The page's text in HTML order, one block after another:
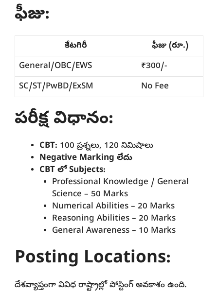
ఫీజు:
కేటగిరీ
ఫీజు (రూ.)
General/OBC/EWS
₹300/-
SC/ST/PwBD/ExSM
No Fee
పరీక్ష విధానం:
CBT: 100 ప్రశ్నలు, 120 నిమిషాలు
Negative Marking లేదు
CBT లో Subjects:
Professional Knowledge / General
Science – 50 Marks
Numerical Abilities – 20 Marks
Reasoning Abilities – 20 Marks
General Awareness – 10 Marks
Posting Locations:
దేశవ్యాప్తంగా వివిధ రాష్ట్రాల్లో పోస్టింగ్ అవకాశం ఉంది.